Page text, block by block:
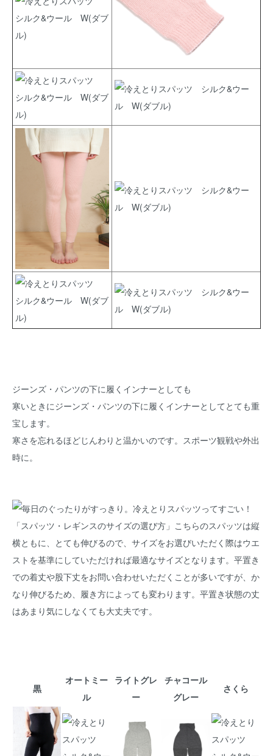
ジーンズ・パンツの下に履くインナーとしても
寒いときにジーンズ・パンツの下に履くインナーとしてとても重
宝します。
寒さを忘れるほどじんわりと温かいのです。スポーツ観戦や外出
時に。
黒
オートミー
ル
ライトグレ
ー
チャコール
グレー
さくら